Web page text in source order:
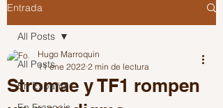
Entrada
All Posts
En Español
All Posts
Stromae y TF1 rompen
Hugo Marroquin
11 ene 2022 2 min de lectura